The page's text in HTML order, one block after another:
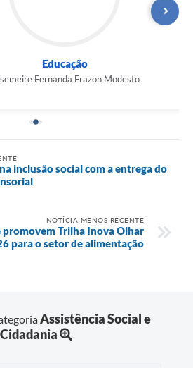
Educação
Fernanda Frazon Modesto
inclusão social com a entrega do
NOTÍCIA MENOS RECENTE
promovem Trilha Inova Olhar
para o setor de alimentação
Assistência Social e
Cidadania